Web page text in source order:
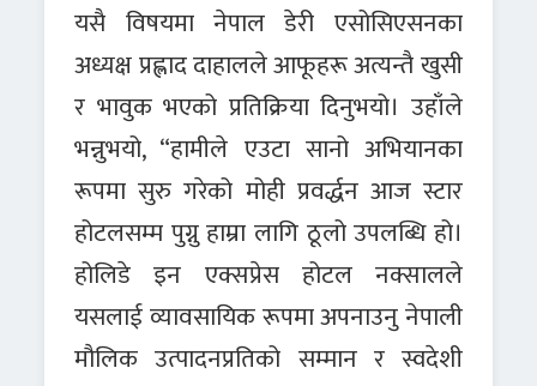
यसै विषयमा नेपाल डेरी एसोसिएसनका
अध्यक्ष प्रह्लाद दाहालले आफूहरू अत्यन्तै खुसी
र भावुक भएको प्रतिक्रिया दिनुभयो। उहाँले
भन्नुभयो, “हामीले एउटा सानो अभियानका
रूपमा सुरु गरेको मोही प्रवर्द्धन आज स्टार
होटलसम्म पुग्नु हाम्रा लागि ठूलो उपलब्धि हो।
होलिडे इन एक्सप्रेस होटल नक्सालले
यसलाई व्यावसायिक रूपमा अपनाउनु नेपाली
मौलिक उत्पादनप्रतिको सम्मान र स्वदेशी